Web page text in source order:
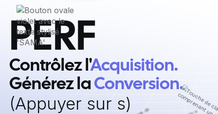
PERF
Contrôlez l'Acquisition. ‍
Générez la Conversion.
‍(Appuyer sur s)